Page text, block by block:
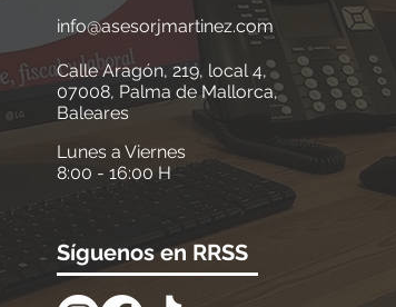
info@asesorjmartinez.com
Calle Aragón, 219, local 4,
07008, Palma de Mallorca,
Baleares
Lunes a Viernes
8:00 - 16:00 H
Síguenos en RRSS